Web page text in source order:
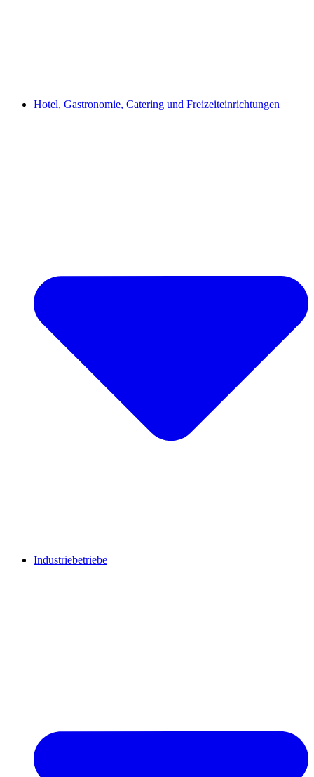
Hotel, Gastronomie, Catering und Freizeiteinrichtungen
Industriebetriebe